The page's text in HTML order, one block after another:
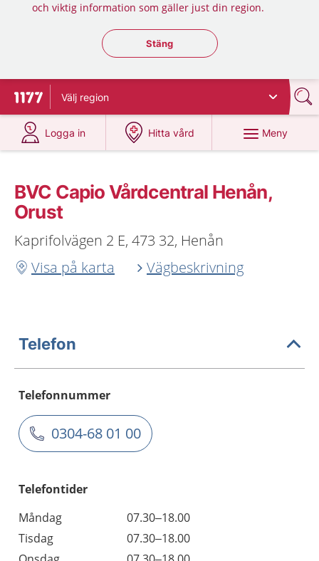
och viktig information som gäller just din region.
Stäng regionsväljaren
Stäng
Till startsidan för 1177
Välj region
Logga in
på 1177.se
Hitta vård
på 1177.se
Meny
BVC Capio Vårdcentral Henån,
Orust
Kaprifolvägen 2 E, 473 32, Henån
Visa på karta
Vägbeskrivning
Telefon
Telefonnummer
0304-68 01 00
Telefontider
Måndag
07.30–18.00
Tisdag
07.30–18.00